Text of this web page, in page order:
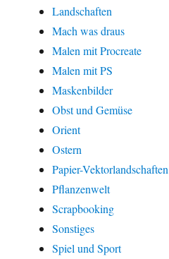
Landschaften
Mach was draus
Malen mit Procreate
Malen mit PS
Maskenbilder
Obst und Gemüse
Orient
Ostern
Papier-Vektorlandschaften
Pflanzenwelt
Scrapbooking
Sonstiges
Spiel und Sport